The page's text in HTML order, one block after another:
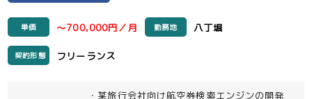
単価 ～700,000円／月 勤務地 八丁堀
契約形態 フリーランス
・某旅行会社向け航空券検索エンジンの開発